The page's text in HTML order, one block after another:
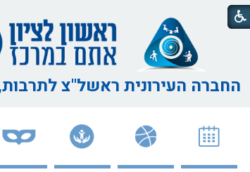
החברה העירונית ראשל"צ